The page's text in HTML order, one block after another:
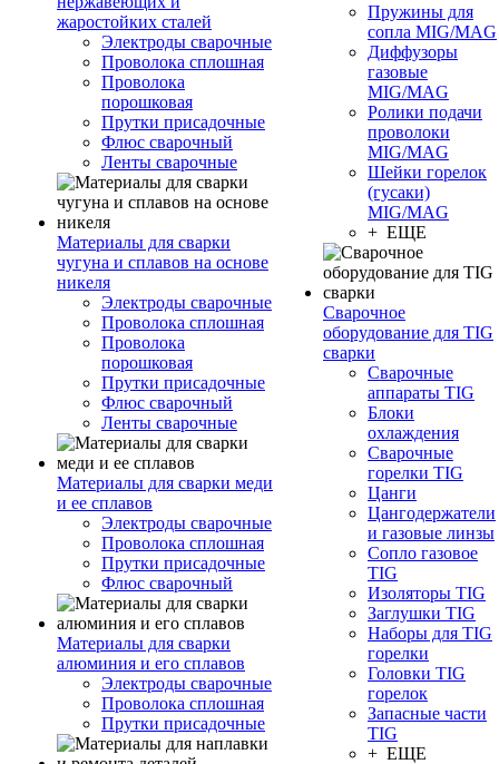
жаростойких сталей
Электроды сварочные
Проволока сплошная
Проволока
порошковая
Прутки присадочные
Флюс сварочный
Ленты сварочные
Материалы для сварки
чугуна и сплавов на основе
никеля
Электроды сварочные
Проволока сплошная
Проволока
порошковая
Прутки присадочные
Флюс сварочный
Ленты сварочные
Материалы для сварки меди
и ее сплавов
Электроды сварочные
Проволока сплошная
Прутки присадочные
Флюс сварочный
Материалы для сварки
алюминия и его сплавов
Электроды сварочные
Проволока сплошная
Прутки присадочные
Пружины для
сопла MIG/MAG
Диффузоры
газовые
MIG/MAG
Ролики подачи
проволоки
MIG/MAG
Шейки горелок
(гусаки)
MIG/MAG
+ ЕЩЕ
Сварочное
оборудование для TIG
сварки
Сварочные
аппараты TIG
Блоки
охлаждения
Сварочные
горелки TIG
Цанги
Цангодержатели
и газовые линзы
Сопло газовое
TIG
Изоляторы TIG
Заглушки TIG
Наборы для TIG
горелки
Головки TIG
горелок
Запасные части
TIG
+ ЕЩЕ